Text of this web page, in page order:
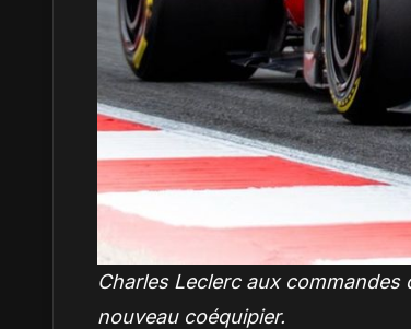
Charles Leclerc aux
nouveau coéquipier.